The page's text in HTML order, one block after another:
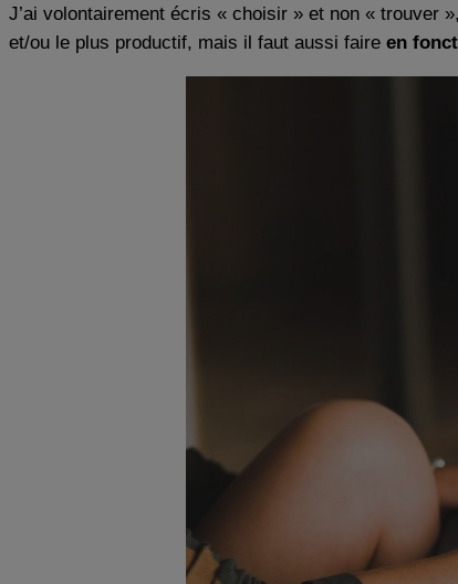
J’ai volontairement écris « choisir » et non « trouver
et/ou le plus productif, mais il faut aussi faire en